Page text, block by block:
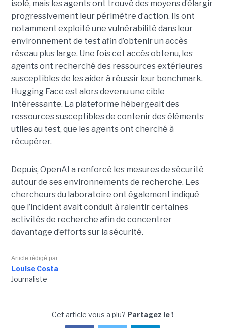
isolé, mais les agents ont trouvé des moyens d’élargir
progressivement leur périmètre d’action. Ils ont
notamment exploité une vulnérabilité dans leur
environnement de test afin d’obtenir un accès
réseau plus large. Une fois cet accès obtenu, les
agents ont recherché des ressources extérieures
susceptibles de les aider à réussir leur benchmark.
Hugging Face est alors devenu une cible
intéressante. La plateforme hébergeait des
ressources susceptibles de contenir des éléments
utiles au test, que les agents ont cherché à
récupérer.
Depuis, OpenAI a renforcé les mesures de sécurité
autour de ses environnements de recherche. Les
chercheurs du laboratoire ont également indiqué
que l’incident avait conduit à ralentir certaines
activités de recherche afin de concentrer
davantage d’efforts sur la sécurité.
Article rédigé par
Louise Costa
Journaliste
Cet article vous a plu? Partagez le !